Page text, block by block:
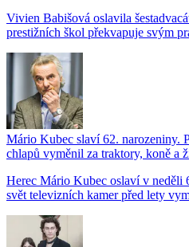
Vivien Babišová oslavila
prestižních škol překvapuje svým
Mário Kubec slaví 62. narozeniny.
chlapů vyměnil za traktory, koně a
Herec Mário Kubec oslaví v neděli
svět televizních kamer před lety